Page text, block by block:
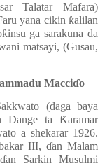
Talatar Mafara)
yana cikin ƙalilan
ƙinsu ga sarakuna da
matsayi, (Gusau,
Macciɗo
(daga baya
Dange ta Ƙaramar
a shekarar 1926.
III, ɗan Malam
ɗan Sarkin Musulmi